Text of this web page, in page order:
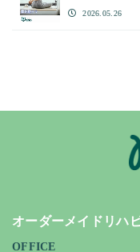
2026.05.26
オーダーメイドリハ
OFFICE